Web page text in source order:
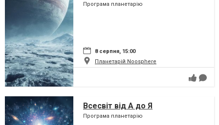
Програма планетарію
8 серпня, 15:00
Планетарій Noosphere
Всесвіт від А до Я
Програма планетарію